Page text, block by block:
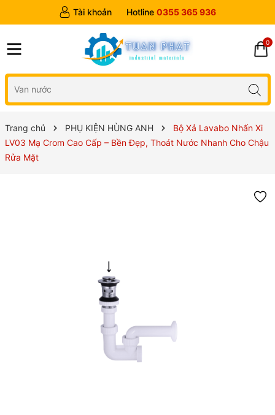
Tài khoản Hotline 0355 365 936
0
Trang chủ PHỤ KIỆN HÙNG ANH
Bộ Xả Lavabo Nhấn Xi
LV03 Mạ Crom Cao Cấp – Bền Đẹp, Thoát Nước Nhanh Cho Chậu
Rửa Mặt